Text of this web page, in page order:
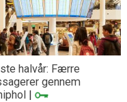
halvår: Færre
gennem
|